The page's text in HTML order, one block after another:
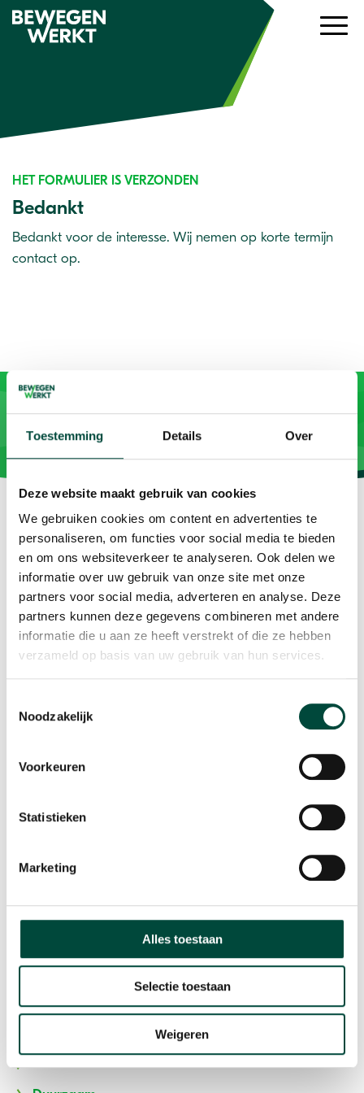
Toestemming Details Over
Deze website maakt gebruik van cookies
We gebruiken cookies om content en advertenties te
personaliseren, om functies voor social media te bieden
en om ons websiteverkeer te analyseren. Ook delen we
informatie over uw gebruik van onze site met onze
partners voor social media, adverteren en analyse. Deze
partners kunnen deze gegevens combineren met andere
informatie die u aan ze heeft verstrekt of die ze hebben
verzameld op basis van uw gebruik van hun services.
Noodzakelijk
Voorkeuren
Statistieken
Marketing
Alles toestaan
Selectie toestaan
Weigeren
HET FORMULIER IS VERZONDEN
Bedankt
Bedankt voor de interesse. Wij nemen op korte termijn
contact op.
Vitaliteit als resultaat
Contact
Plesmanweg 9c
T: 085 073 33 00
Home
Participatie
Stoppen met roken
Algemene Voorwaarden
Privacyverklaring
Vacatures